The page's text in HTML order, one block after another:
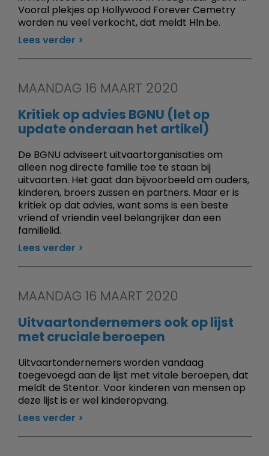
Vooral plekjes op Hollywood Forever Cemetry
worden nu veel verkocht, dat meldt Hln.be.
Lees verder
MAANDAG 16 MAART 2020
Kritiek op advies BGNU (let op
update onderaan het artikel)
De BGNU adviseert uitvaartorganisaties om
alleen nog directe familie toe te staan bij
uitvaarten. Het gaat dan bijvoorbeeld om ouders,
kinderen, broers zussen en partners. Maar er is
kritiek op dat advies, want soms is een beste
vriend of vriendin veel belangrijker dan een
familielid.
Lees verder
MAANDAG 16 MAART 2020
Uitvaartondernemers ook op lijst
met cruciale beroepen
Uitvaartondernemers worden vandaag
toegevoegd aan de lijst met vitale beroepen, dat
meldt de Stentor. Voor kinderen van mensen op
deze lijst is er wel kinderopvang.
Lees verder